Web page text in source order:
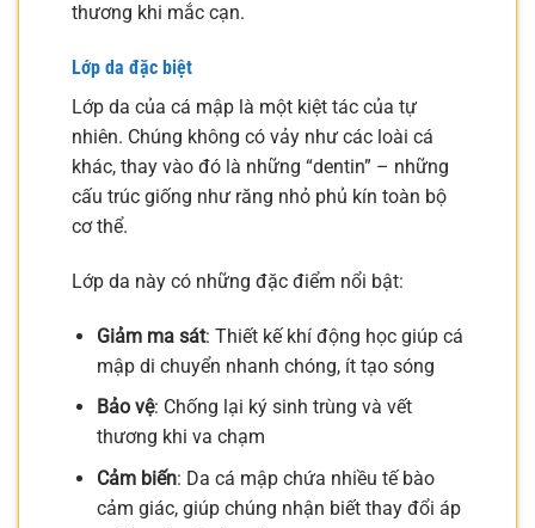
thương khi mắc cạn.
Lớp da đặc biệt
Lớp da của cá mập là một kiệt tác của tự
nhiên. Chúng không có vảy như các loài cá
khác, thay vào đó là những “dentin” – những
cấu trúc giống như răng nhỏ phủ kín toàn bộ
cơ thể.
Lớp da này có những đặc điểm nổi bật:
Giảm ma sát: Thiết kế khí động học giúp cá
mập di chuyển nhanh chóng, ít tạo sóng
Bảo vệ: Chống lại ký sinh trùng và vết
thương khi va chạm
Cảm biến: Da cá mập chứa nhiều tế bào
cảm giác, giúp chúng nhận biết thay đổi áp